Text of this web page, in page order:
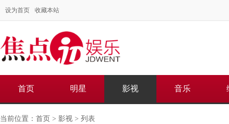
设为首页 收藏本站
首页 明星 影视 音乐
当前位置： 首页 > 影视 > 列表